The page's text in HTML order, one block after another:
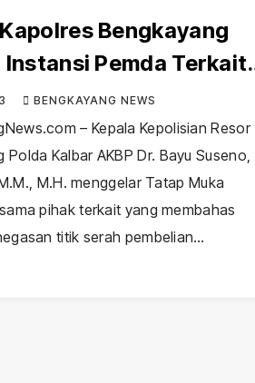
Bengkayang
Instansi Pemda Terkait
Titik BBM
BENGKAYANG NEWS
– Kepala Kepolisian Resor
Polda Kalbar AKBP Dr. Bayu Suseno,
M.H. menggelar Tatap Muka
pihak terkait yang membahas
titik serah pembelian…